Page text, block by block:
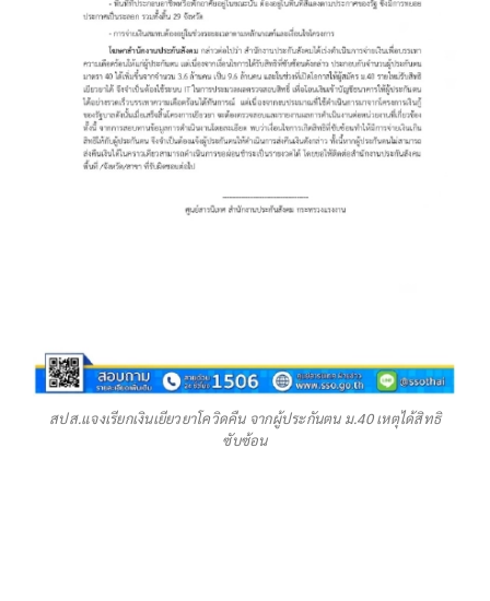
สปส.แจงเรียกเงินเยียวยาโควิดคืน จากผู้ประกันตน ม.40 เหตุได้สิทธิ
ซับซ้อน